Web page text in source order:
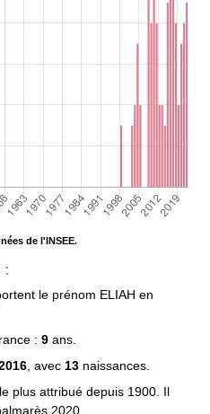
de l'INSEE.
:
le prénom ELIAH en
: 9 ans.
, avec 13 naissances.
plus attribué depuis 1900. Il
2020.